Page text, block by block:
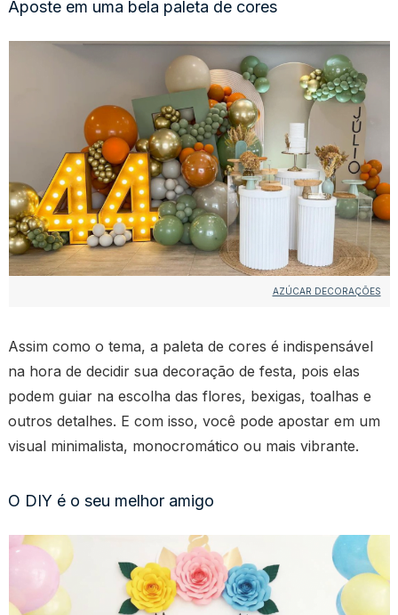
Aposte em uma bela paleta de cores
AZÚCAR DECORAÇÕES
Assim como o tema, a paleta de cores é indispensável
na hora de decidir sua decoração de festa, pois elas
podem guiar na escolha das flores, bexigas, toalhas e
outros detalhes. E com isso, você pode apostar em um
visual minimalista, monocromático ou mais vibrante.
O DIY é o seu melhor amigo